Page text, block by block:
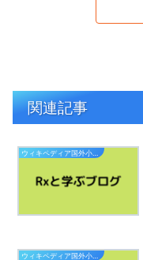
関連記事
ウィキペディア国外小旅行